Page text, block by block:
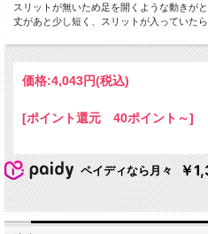
スリットが無いため足を開くような動きがと
丈があと少し短く、スリットが入っていたら
価格:4,043円(税込)
[ポイント還元 40ポイント～]
ペイディなら月々 ￥